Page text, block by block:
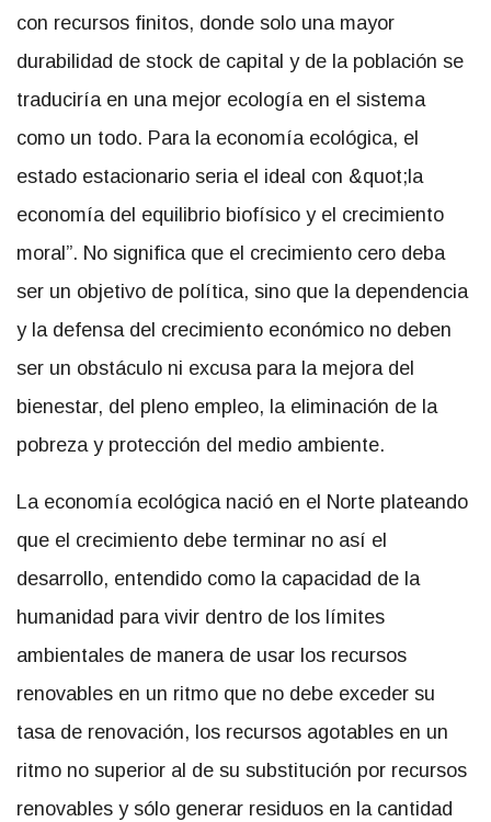
con recursos finitos, donde solo una mayor
durabilidad de stock de capital y de la población se
traduciría en una mejor ecología en el sistema
como un todo. Para la economía ecológica, el
estado estacionario seria el ideal con &quot;la
economía del equilibrio biofísico y el crecimiento
moral”. No significa que el crecimiento cero deba
ser un objetivo de política, sino que la dependencia
y la defensa del crecimiento económico no deben
ser un obstáculo ni excusa para la mejora del
bienestar, del pleno empleo, la eliminación de la
pobreza y protección del medio ambiente.
La economía ecológica nació en el Norte plateando
que el crecimiento debe terminar no así el
desarrollo, entendido como la capacidad de la
humanidad para vivir dentro de los límites
ambientales de manera de usar los recursos
renovables en un ritmo que no debe exceder su
tasa de renovación, los recursos agotables en un
ritmo no superior al de su substitución por recursos
renovables y sólo generar residuos en la cantidad